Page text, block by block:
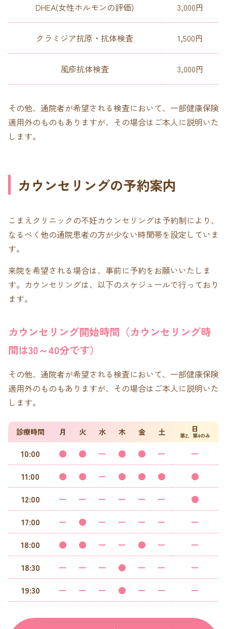
DHEA(女性ホルモンの評価) 3,000円
クラミジア抗原・抗体検査 1,500円
風疹抗体検査 3,000円
その他、通院者が希望される検査において、一部健康保険
適用外のものもありますが、その場合はご本人に説明いた
します。
カウンセリングの予約案内
こまえクリニックの不妊カウンセリングは予約制により、
なるべく他の通院患者の方が少ない時聞帯を設定していま
す。
来院を希望される場合は、事前に予約をお願いいたしま
す。カウンセリングは、以下のスケジュールで行っており
ます。
カウンセリング開始時間（カウンセリング時
間は30～40分です）
その他、通院者が希望される検査において、一部健康保険
適用外のものもありますが、その場合はご本人に説明いた
します。
診療時間 月 火 水 木 金 土 日
第2、第4のみ
10:00 ● ● ー ● ● ー
ー
11:00
● ● ー ● ● ●
●
12:00
ー ー ー ー ー ー
●
17:00
ー ● ー ー ー ー
ー
18:00
● ● ー ー ● ー
ー
18:30
ー ー ー ● ー ー
ー
19:30
ー ー ー ● ー ー ー